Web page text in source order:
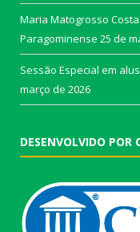
Maria Matogrosso
Paragominense 25 de
Sessão Especial em
março de 2026
DESENVOLVIDO POR